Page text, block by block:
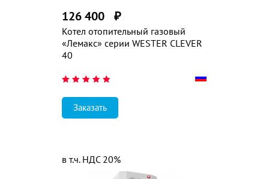
Котел отопительный газовый
«Лемакс» серии WESTER CLEVER
40
126 400 ₽
Заказать
в т.ч. НДС 20%